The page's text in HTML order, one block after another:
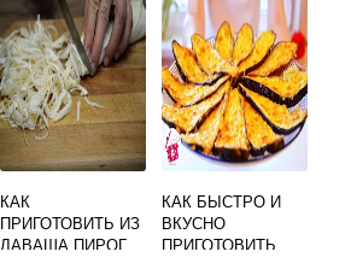
КАК
ПРИГОТОВИТЬ ИЗ
ЛАВАША ПИРОГ
КАК БЫСТРО И
ВКУСНО
ПРИГОТОВИТЬ